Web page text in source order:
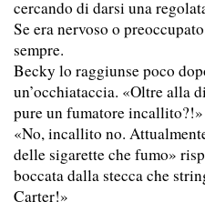
cercando di darsi una
Se era nervoso o
sempre.
Becky lo raggiunse poco
un’occhiataccia. «Oltre alla
pure un fumatore incallito?!»
«No, incallito no.
delle sigarette che fumo»
boccata dalla stecca che
Carter!»